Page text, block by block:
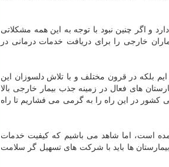
و اگر چنین نبود با توجه به این همه مشكلاتی
خارجی را برای دریافت خدمات درمانی در
بلكه در قرون مختلف و با تلاش دلسوزان این
های فعال در زمینه جذب بیمار خارجی بالا
كشور در این راه را به گرمی می فشاریم تا راه
است، اما شاهد می باشیم كه كیفیت خدمات
ها باید با شركت های تسهیل گر سلامت